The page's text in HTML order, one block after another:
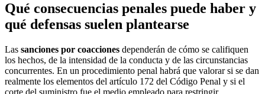
Qué consecuencias penales puede haber y
qué defensas suelen plantearse
Las sanciones por coacciones dependerán de cómo se califiquen
los hechos, de la intensidad de la conducta y de las circunstancias
concurrentes. En un procedimiento penal habrá que valorar si se dan
realmente los elementos del artículo 172 del Código Penal y si el